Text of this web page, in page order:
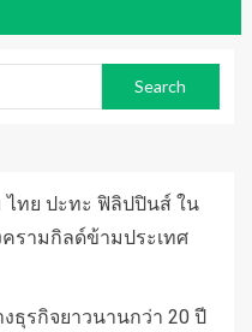
ไทย ปะทะ ฟิลิปปินส์ ใน
ครามกิลด์ข้ามประเทศ
งธุรกิจยาวนานกว่า 20 ปี